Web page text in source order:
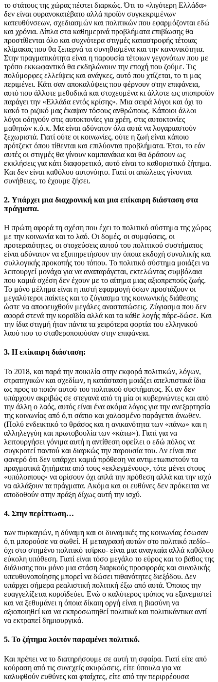
το στάτους της χώρας πέφτει διαρκώς. Ότι το «λιγότερη Ελλάδα»
δεν είναι ουρανοκατέβατο αλλά προϊόν συγκεκριμένων
κατευθύνσεων, σχεδιασμών και πολιτικών που εφαρμόζονται εδώ
και χρόνια. Δίπλα στα καθημερινά προβλήματα επιβίωσης θα
προστίθενται όλο και συχνότερα στιγμές καταστροφής τέτοιας
κλίμακας που θα ξεπερνά τα συνηθισμένα και την κανονικότητα.
Στην πραγματικότητα είναι η παρουσία τέτοιων γεγονότων που με
τρόπο εκκωφαντικό θα εκδηλώνουν την εποχή που ζούμε. Τις
πολύμορφες ελλείψεις και ανάγκες, αυτό που χτίζεται, το τι μας
περιμένει. Κάτι σαν αποκαλύψεις που φέρνουν στην επιφάνεια,
αυτό που άλλοτε μεθοδικά και στοχευμένα κι άλλοτε ως υποπροϊόν
παράγει την «Ελλάδα εντός κρίσης». Μια σειρά λόγοι και όχι το
κακό το ριζικό μας έκαψαν τόσους ανθρώπους. Κάποιοι άλλοι
λόγοι οδηγούν στις αυτοκτονίες για χρέη, στις αυτοκτονίες
μαθητών κ.ό.κ. Μα είναι αδύνατον όλα αυτά να λογαριαστούν
ξεχωριστά. Γιατί ούτε οι κοινωνίες, ούτε η ζωή είναι κάποιο
πρότζεκτ όπου τίθενται και επιλύονται προβλήματα. Έτσι, το εάν
αυτές οι στιγμές θα γίνουν καμπανάκια και θα δράσουν ως
εκκλήσεις για κάτι διαφορετικό, αυτό είναι το καθοριστικό ζήτημα.
Και δεν είναι καθόλου αυτονόητο. Γιατί οι απώλειες γίνονται
συνήθειες, το έχουμε ζήσει.
2. Υπάρχει μια διαχρονική και μια επίκαιρη διάσταση στα
πράγματα.
Η πρώτη αφορά τη σχέση που έχει το πολιτικό σύστημα της χώρας
με την κοινωνία και το λαό. Οι δομές, οι συμφύσεις, οι
προτεραιότητες, οι στοχεύσεις αυτού του πολιτικού συστήματος
είναι αδύνατον να εξυπηρετήσουν την όποια εκδοχή συνολικής και
συλλογικής προκοπής του τόπου. Το πολιτικό σύστημα μοιάζει να
λειτουργεί μονάχα για να αναπαράγεται, εκτελώντας συμβόλαια
που καμιά σχέση δεν έχουν με το αίτημα μιας αξιοπρεπούς ζωής.
Το μόνο μέλημα είναι η πιστή εφαρμογή όσων προστάζουν οι
μεγαλύτεροι παίκτες και το ζύγιασμα της κοινωνικής διάθεσης
ώστε να αποφευχθούν μεγάλες αναστατώσεις. Ζύγιασμα που δεν
αφορά στενά την κοροϊδία αλλά και τα κάθε λογής πάρε-δώσε. Και
την ίδια στιγμή ήταν πάντα τα χειρότερα φορτία του ελληνικού
λαού που το σταθεροποιούσαν στην επιφάνεια.
3. Η επίκαιρη διάσταση:
Το 2018, και παρά την ποικιλία στην εκφορά πολιτικών, λόγων,
στρατηγικών και σχεδίων, η κατάσταση μοιάζει απελπιστικά ίδια
ως προς το ποιόν αυτού του πολιτικού συστήματος. Κι αν δεν
υπάρχουν ακριβώς σε στεγανά από τη μία οι κυβερνώντες και από
την άλλη ο λαός, αυτός είναι ένα ακόμα λόγος για την ανεξαρτησία
της κοινωνίας από ό,τι σάπιο και χαλασμένο παράγεται άνωθεν.
(Πολύ ενδεικτικό το θράσος και η ανικανότητα των «πάνω» και η
αλληλεγγύη και πρωτοβουλία των «κάτω»). Γιατί για να
λειτουργήσει γόνιμα αυτή η αντίθεση οφείλει ο εδώ πόλος να
συγκροτεί παντού και διαρκώς την παρουσία του. Αν είναι πια
φανερό ότι δεν υπάρχει καμιά πρόθεση να αντιμετωπιστούν τα
πραγματικά ζητήματα από τους «εκλεγμένους», τότε μένει στους
«υπόλοιπους» να ορίσουν όχι απλά την πρόθεση αλλά και την ισχύ
να αλλάξουν τα πράγματα. Ακόμα και οι ευθύνες δεν πρόκειται να
αποδοθούν στην πράξη δίχως αυτή την ισχύ.
4. Στην περίπτωση…
των πυρκαγιών, η δύναμη και οι δυναμικές της κοινωνίας έσωσαν
ό,τι μπορούσε να σωθεί. Η μεταγραφή αυτών στο πολιτικό πεδίο–
όχι στο στημένο πολιτικό τσίρκο- είναι μια αναγκαία αλλά καθόλου
εύκολη υπόθεση. Γιατί είναι τόσο μεγάλο το εύρος και το βάθος της
διάλυσης που μόνο μια στάση διαρκούς προσφοράς και συνολικής
υπευθυνοποίησης μπορεί να δώσει πιθανότητες διεξόδου. Δεν
υπάρχει σήμερα ρεαλιστική πολιτική έξω από αυτά. Όποιος την
ευαγγελίζεται κοροϊδεύει. Ενώ ο καλύτερος τρόπος να εξανεμιστεί
και να ξεθυμάνει η όποια δίκαιη οργή είναι η βιασύνη να
αξιοποιηθεί και να εκπροσωπηθεί πολιτικά και πολιτικάντικα αντί
να εκτραπεί δημιουργικά.
5. Το ζήτημα λοιπόν παραμένει πολιτικό.
Και πρέπει να το διατηρήσουμε σε αυτή τη σφαίρα. Γιατί είτε από
κούραση από τις συνεχείς ακυρώσεις, είτε ύπουλα για να
καλυφθούν ευθύνες και φταίχτες, είτε από την περιρρέουσα